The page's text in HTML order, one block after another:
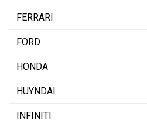
FERRARI
FORD
HONDA
HUYNDAI
INFINITI